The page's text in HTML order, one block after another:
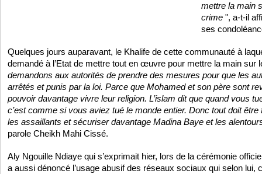
mettre la main
crime ", a-t-il
ses
Quelques jours auparavant, le Khalife de cette communauté à
demandé à l’Etat de mettre tout en œuvre pour mettre la main sur
demandons aux autorités de prendre des mesures pour que les
arrêtés et punis par la loi. Parce que Mohamed et son père sont
pouvoir davantage vivre leur religion. L’islam dit que quand vous
c’est comme si vous aviez tué le monde entier. Donc tout doit
les assaillants et sécuriser davantage Madina Baye et les
parole Cheikh Mahi Cissé.
Aly Ngouille Ndiaye qui s’exprimait hier, lors de la cérémonie
a aussi dénoncé l’usage abusif des réseaux sociaux qui selon lui,